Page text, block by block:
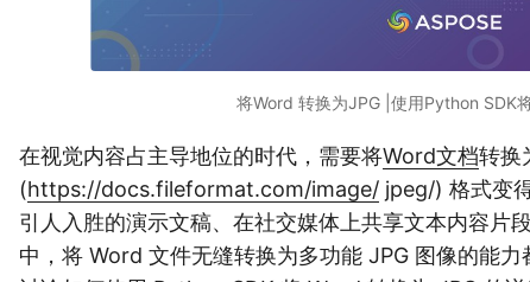
将Word 转换为JPG |使用Python SDK
在视觉内容占主导地位的时代，需要将Word文档转换
(https://docs.fileformat.com/image/ jpeg/) 格式变
引人入胜的演示文稿、在社交媒体上共享文本内容片
中，将 Word 文件无缝转换为多功能 JPG 图像的能